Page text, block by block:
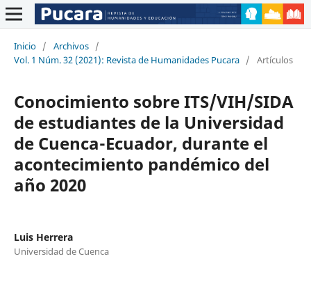
Inicio / Archivos /
Vol. 1 Núm. 32 (2021): Revista de Humanidades Pucara / Artículos
Conocimiento sobre ITS/VIH/SIDA
de estudiantes de la Universidad
de Cuenca-Ecuador, durante el
acontecimiento pandémico del
año 2020
Luis Herrera
Universidad de Cuenca